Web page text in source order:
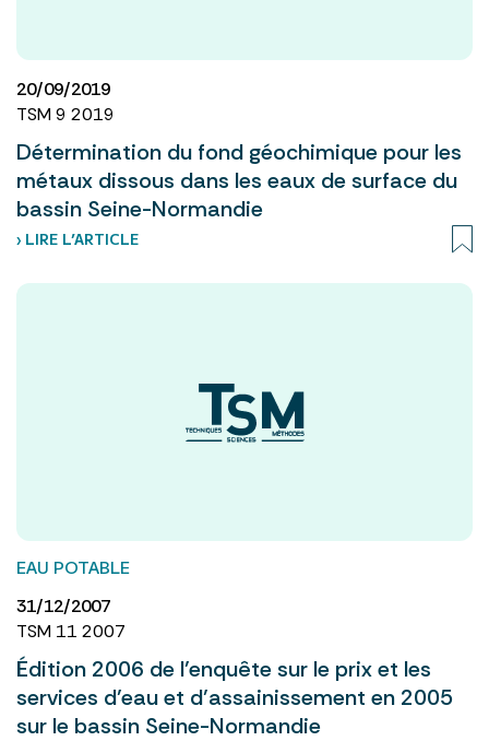
20/09/2019
TSM 9 2019
Détermination du fond géochimique pour les
métaux dissous dans les eaux de surface du
bassin Seine-Normandie
› LIRE L’ARTICLE
EAU POTABLE
31/12/2007
TSM 11 2007
Édition 2006 de l’enquête sur le prix et les
services d’eau et d’assainissement en 2005
sur le bassin Seine-Normandie